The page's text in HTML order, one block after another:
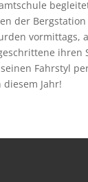
der
Fahrstyl
Jahr!